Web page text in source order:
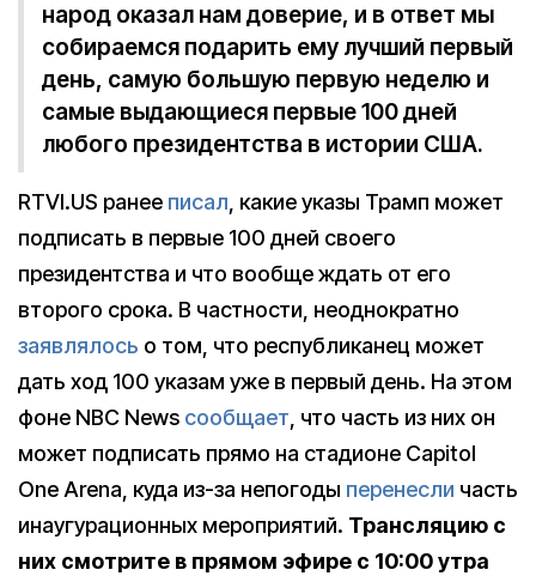
народ оказал нам доверие, и в ответ мы
собираемся подарить ему лучший первый
день, самую большую первую неделю и
самые выдающиеся первые 100 дней
любого президентства в истории США.
RTVI.US ранее писал, какие указы Трамп может
подписать в первые 100 дней своего
президентства и что вообще ждать от его
второго срока. В частности, неоднократно
заявлялось о том, что республиканец может
дать ход 100 указам уже в первый день. На этом
фоне NBC News сообщает, что часть из них он
может подписать прямо на стадионе Capitol
One Arena, куда из-за непогоды перенесли часть
инаугурационных мероприятий. Трансляцию с
них смотрите в прямом эфире с 10:00 утра